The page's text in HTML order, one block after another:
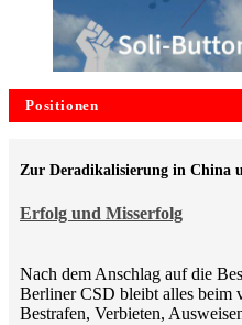
Positionen
Erfolg und Misserfolg
Zur Deradikalisierung in China
Nach dem Anschlag auf die
Berliner CSD bleibt alles beim
Bestrafen, Verbieten,